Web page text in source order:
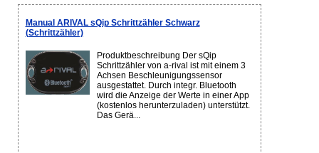
Manual ARIVAL sQip Schrittzähler Schwarz
(Schrittzähler)
Produktbeschreibung Der sQip
Schrittzähler von a-rival ist mit einem 3
Achsen Beschleunigungssensor
ausgestattet. Durch integr. Bluetooth
wird die Anzeige der Werte in einer App
(kostenlos herunterzuladen) unterstützt.
Das Gerä...